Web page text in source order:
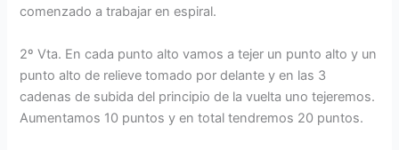
comenzado a trabajar en espiral.
2º Vta. En cada punto alto vamos a tejer un punto alto y un
punto alto de relieve tomado por delante y en las 3
cadenas de subida del principio de la vuelta uno tejeremos.
Aumentamos 10 puntos y en total tendremos 20 puntos.